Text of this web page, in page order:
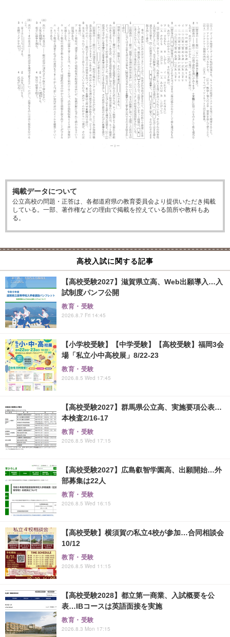
掲載データについて
公立高校の問題・正答は、各都道府県の教育委員会より提供いただき掲載
している。一部、著作権などの理由で掲載を控えている箇所や教科もあ
る。
高校入試に関する記事
【高校受験2027】滋賀県立高、Web出願導入…入
試制度パンフ公開
教育・受験
2026.8.7 Fri 14:45
【小学校受験】【中学受験】【高校受験】福岡3会
場「私立小中高校展」8/22-23
教育・受験
2026.8.5 Wed 17:45
【高校受験2027】群馬県公立高、実施要項公表…
本検査2/16-17
教育・受験
2026.8.5 Wed 17:15
【高校受験2027】広島叡智学園高、出願開始…外
部募集は22人
教育・受験
2026.8.5 Wed 16:15
【高校受験】横須賀の私立4校が参加…合同相談会
10/12
教育・受験
2026.8.5 Wed 11:15
【高校受験2028】都立第一商業、入試概要を公
表…IBコースは英語面接を実施
教育・受験
2026.8.3 Mon 17:15